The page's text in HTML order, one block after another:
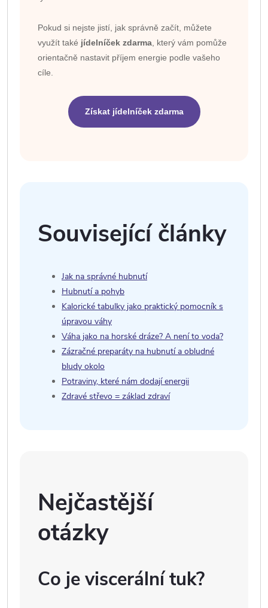
Pokud si nejste jistí, jak správně začít, můžete
využít také jídelníček zdarma , který vám pomůže
orientačně nastavit příjem energie podle vašeho
cíle.
Získat jídelníček zdarma
Související články
Jak na správné hubnutí
Hubnutí a pohyb
Kalorické tabulky jako praktický pomocník s
úpravou váhy
Váha jako na horské dráze? A není to voda?
Zázračné preparáty na hubnutí a obludné
bludy okolo
Potraviny, které nám dodají energii
Zdravé střevo = základ zdraví
Nejčastější
otázky
Co je viscerální tuk?